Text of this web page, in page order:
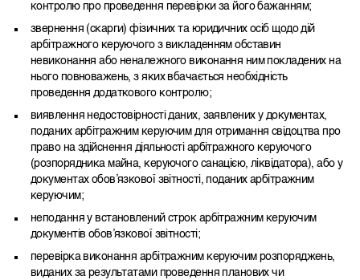
контролю про проведення перевірки за його бажанням;
звернення (скарги) фізичних та юридичних осіб щодо дій
арбітражного керуючого з викладенням обставин
невиконання або неналежного виконання ним покладених на
нього повноважень, з яких вбачається необхідність
проведення додаткового контролю;
виявлення недостовірності даних, заявлених у документах,
поданих арбітражним керуючим для отримання свідоцтва про
право на здійснення діяльності арбітражного керуючого
(розпорядника майна, керуючого санацією, ліквідатора), або у
документах обов’язкової звітності, поданих арбітражним
керуючим;
неподання у встановлений строк арбітражним керуючим
документів обов’язкової звітності;
перевірка виконання арбітражним керуючим розпоряджень,
виданих за результатами проведення планових чи